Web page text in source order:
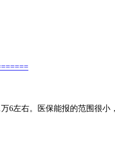
6左右。医保能报的范围很